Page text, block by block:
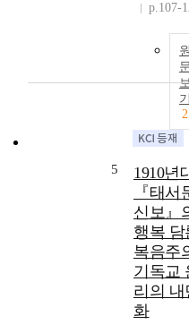
p.107-
2
5
1910년
『태서
신보』
행복 담
복음주
기독교
리의 내
화